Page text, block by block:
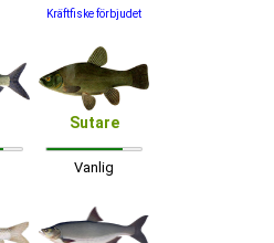
Kräftfiske förbjudet
Sutare
Vanlig